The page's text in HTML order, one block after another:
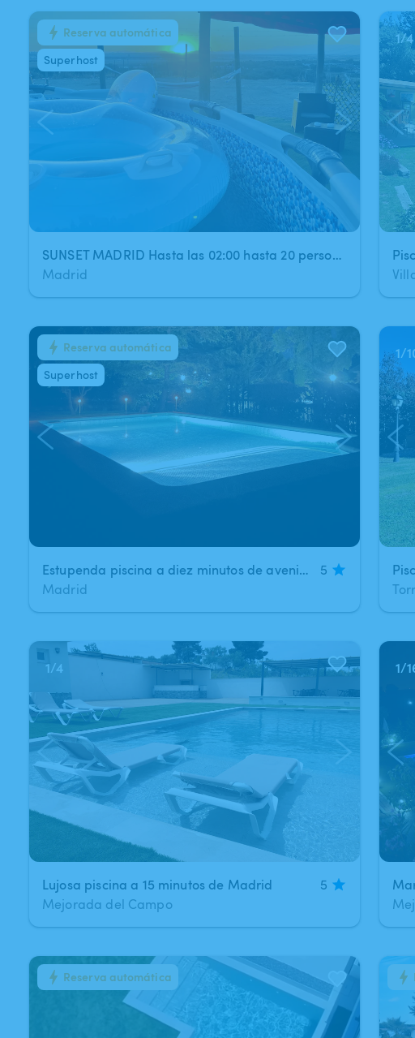
1/8
SUNSET MADRID Hasta las 02:00 hasta 20 personas
Madrid
Reserva automática
Superhost
1/4
1/18
Estupenda piscina a diez minutos de avenida de America en ( Madrid )
5
Madrid
Reserva automática
Superhost
1/
1/4
Lujosa piscina a 15 minutos de Madrid
5
Mejorada del Campo
1/
1/15Reserva automática 1/7